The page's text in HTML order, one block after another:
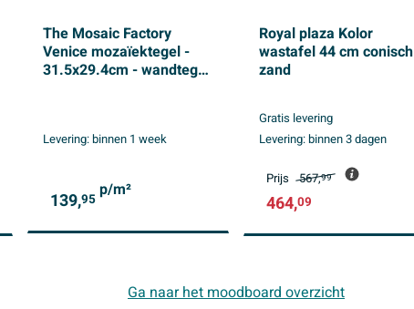
The Mosaic Factory
Venice mozaïektegel -
31.5x29.4cm - wandtegel
Levering:binnen 1 week
139,95 p/m²
Royal plaza Kolor
wastafel 44 cm conisch
zand
Gratis levering
Levering:binnen 3 dagen
Prijs 567,99
464,09
Ga naar het moodboard overzicht